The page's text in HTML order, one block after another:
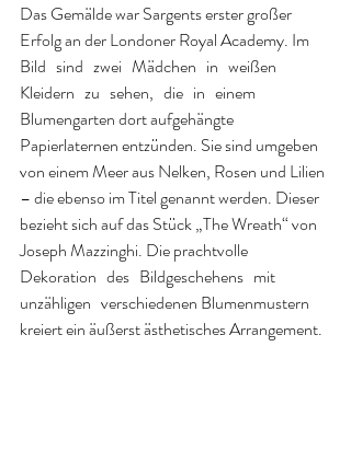
Das Gemälde war Sargents erster großer
Erfolg an der Londoner Royal Academy. Im
Bild   sind   zwei   Mädchen   in   weißen
Kleidern   zu   sehen,   die   in   einem
Blumengarten dort aufgehängte
Papierlaternen entzünden. Sie sind umgeben
von einem Meer aus Nelken, Rosen und Lilien
– die ebenso im Titel genannt werden. Dieser
bezieht sich auf das Stück „The Wreath“ von
Joseph Mazzinghi. Die prachtvolle
Dekoration   des   Bildgeschehens   mit
unzähligen   verschiedenen Blumenmustern
kreiert ein äußerst ästhetisches Arrangement.